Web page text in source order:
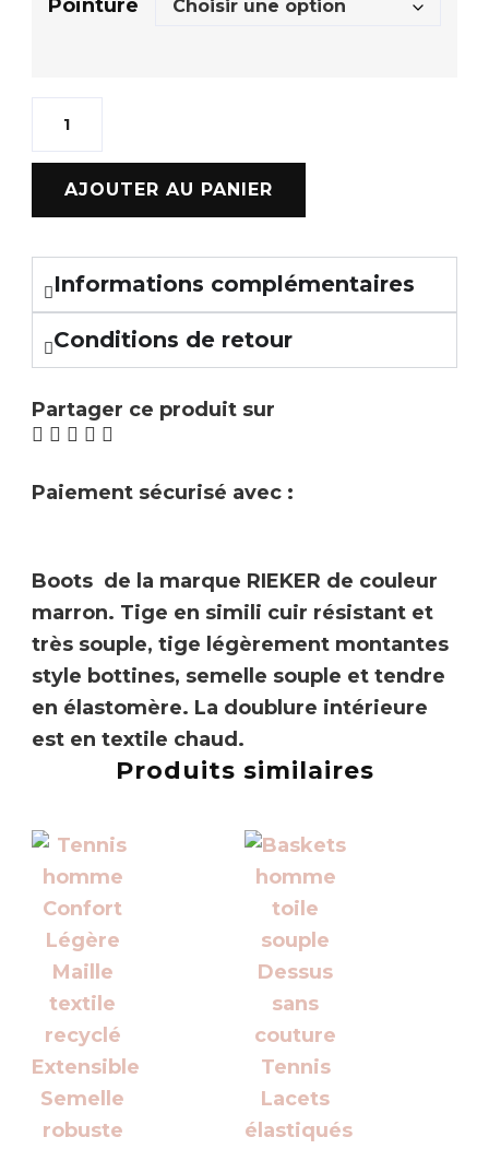
Pointure
AJOUTER AU PANIER
Informations complémentaires
Conditions de retour
Partager ce produit sur
Paiement sécurisé avec :
Boots de la marque RIEKER de couleur
marron. Tige en simili cuir résistant et
très souple, tige légèrement montantes
style bottines, semelle souple et tendre
en élastomère. La doublure intérieure
est en textile chaud.
Produits similaires